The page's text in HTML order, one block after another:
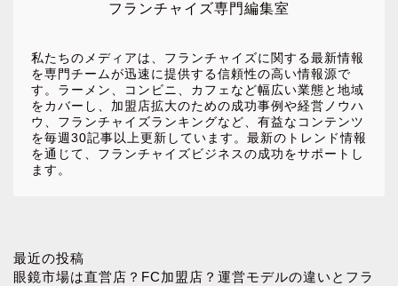
フランチャイズ専門編集室
私たちのメディアは、フランチャイズに関する最新情報
を専門チームが迅速に提供する信頼性の高い情報源で
す。ラーメン、コンビニ、カフェなど幅広い業態と地域
をカバーし、加盟店拡大のための成功事例や経営ノウハ
ウ、フランチャイズランキングなど、有益なコンテンツ
を毎週30記事以上更新しています。最新のトレンド情報
を通じて、フランチャイズビジネスの成功をサポートし
ます。
最近の投稿
眼鏡市場は直営店？FC加盟店？運営モデルの違いとフラ